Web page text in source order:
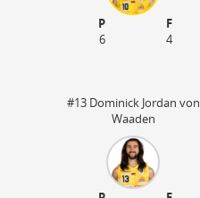
P
F
6
4
#13 Dominick Jordan von
Waaden